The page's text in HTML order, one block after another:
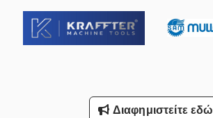
Πένσα Με Σκίσιμο Στο Πλάι
Πλατφόρμα Τύπου Mb
Συσκευές Καθαρισμού Με Ξηρό Ατμό
Διαφημιστείτε εδώ